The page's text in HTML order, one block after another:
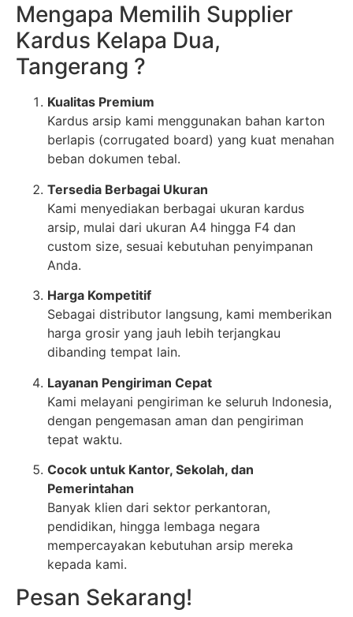
Mengapa Memilih Supplier
Kardus Kelapa Dua,
Tangerang ?
Kualitas Premium
Kardus arsip kami menggunakan bahan karton
berlapis (corrugated board) yang kuat menahan
beban dokumen tebal.
Tersedia Berbagai Ukuran
Kami menyediakan berbagai ukuran kardus
arsip, mulai dari ukuran A4 hingga F4 dan
custom size, sesuai kebutuhan penyimpanan
Anda.
Harga Kompetitif
Sebagai distributor langsung, kami memberikan
harga grosir yang jauh lebih terjangkau
dibanding tempat lain.
Layanan Pengiriman Cepat
Kami melayani pengiriman ke seluruh Indonesia,
dengan pengemasan aman dan pengiriman
tepat waktu.
Cocok untuk Kantor, Sekolah, dan
Pemerintahan
Banyak klien dari sektor perkantoran,
pendidikan, hingga lembaga negara
mempercayakan kebutuhan arsip mereka
kepada kami.
Pesan Sekarang!